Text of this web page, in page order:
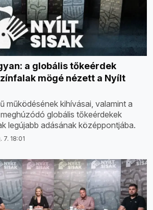
a globális tőkeérdek
mögé nézett a Nyílt
működésének kihívásai, valamint a
globális tőkeérdekek
legújabb adásának középpontjába.
7. 18:01